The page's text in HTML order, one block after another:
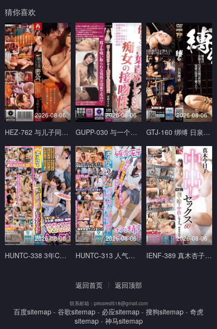
猜你喜欢
2026-08-06
HEZ-762 与儿子同学父亲每周一天在地下营业见面酒吧幽会。 白石あきほ,美咲かんな ホットエンターテイメント
2026-08-06
GUPP-030 与一个用言语温柔挑逗你的荡妇接吻性爱 Erika Ozaki 尾崎えりか GUPPI-妄想族
2026-08-06
GTJ-160 绑缚 日泉舞香 ドグマ
2026-08-06
HUNTC-338 3年C组文化祭模拟店 吃到饱、喝到饱、吸到饱的烧肉店 Hunter
2026-08-06
HUNTC-313 人气爆棚的时期开始了！两周的教育实习中太受学生们欢迎在学校里偷偷做爱！围绕着 Hunter
2026-08-06
IENF-389 真木杏子从早到晚出性爱 60 真木今日子 アイエナジー
返回首页 返回顶部
联系邮箱：pirosred518@gmail.com
百度sitemap - 谷歌sitemap - 必应sitemap - 搜狗sitemap - 奇虎
sitemap- 神马sitemap